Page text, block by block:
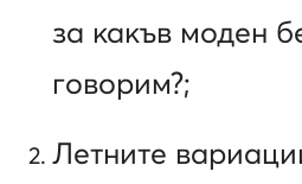
за какъв моден
говорим?;
Летните